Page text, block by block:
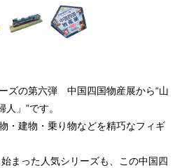
ズの第六弾 中国四国物産展から“山
」”です。
・建物・乗り物などを精巧なフィギ
まった人気シリーズも、この中国四